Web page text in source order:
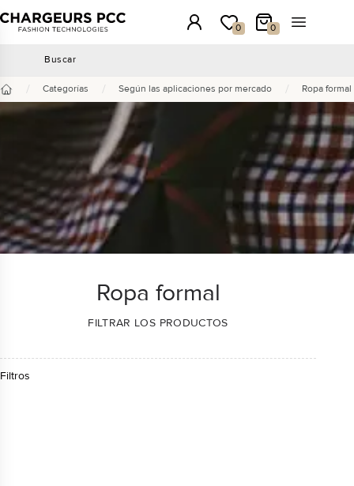
Chargeurs PCC Conexión
0
Mi lista de deseos
0
Mi carritoAbrir el
Buscar
Inicio
/ Categorías / Según las aplicaciones por mercado / Ropa formal
Ropa formal
FILTRAR LOS PRODUCTOS
Filtros